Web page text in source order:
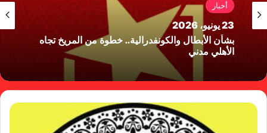
أخبار
23 يونيو، 2026
بشأن الأبطال والكونفدرالية.. خطوة من المريخ تجاه
الأهلي مدني